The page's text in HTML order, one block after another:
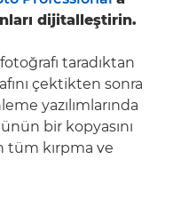
dijitalleştirin.
taradıktan
çektikten sonra
yazılımlarında
bir kopyasını
tüm kırpma ve